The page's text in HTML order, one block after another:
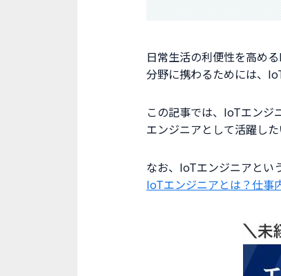
日常生活の利便性を高め
分野に携わるためには、
この記事では、IoTエンジ
エンジニアとして活躍し
なお、IoTエンジニアとい
IoTエンジニアとは？仕事